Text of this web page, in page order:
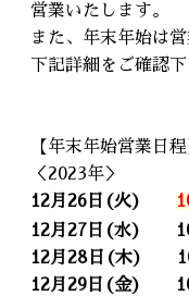
営業いたします。
また、年末年始は
下記詳細をご確認下
【年末年始営業日程
＜2023年＞
12月26日(火)
12月27日(水)
12月28日(木)
12月29日(金)